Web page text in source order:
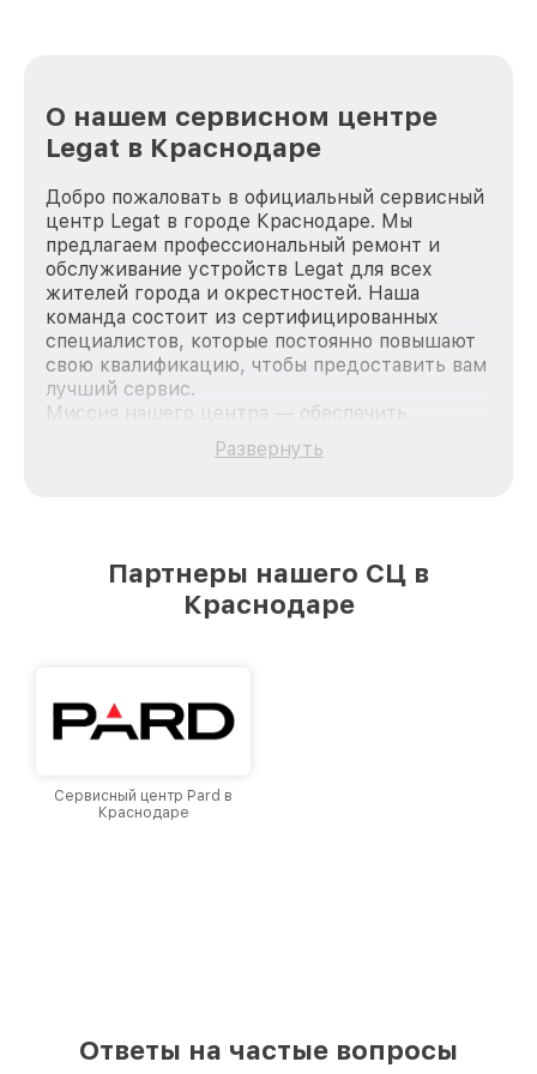
О нашем сервисном центре
Legat в Краснодаре
Добро пожаловать в официальный сервисный
центр Legat в городе Краснодаре. Мы
предлагаем профессиональный ремонт и
обслуживание устройств Legat для всех
жителей города и окрестностей. Наша
команда состоит из сертифицированных
специалистов, которые постоянно повышают
свою квалификацию, чтобы предоставить вам
лучший сервис.
Миссия нашего центра — обеспечить
качественный и доступный ремонт для
каждого пользователя продукции Legat, вне
лучшим сервисным центром Legat в городе
Краснодаре, постоянно повышая уровень
Развернуть
Партнеры нашего СЦ в
Краснодаре
Сервисный центр Pard в
Краснодаре
Ответы на частые вопросы